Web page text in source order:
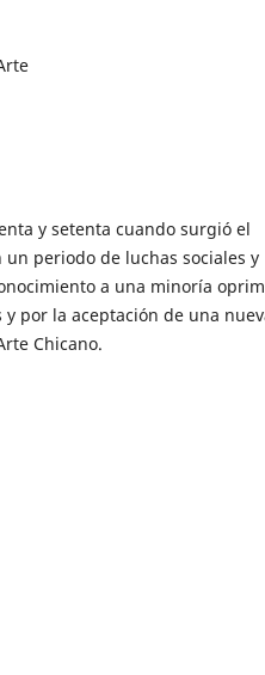
y setenta cuando surgió el
periodo de luchas sociales y
a una minoría
por la aceptación de una
Chicano.